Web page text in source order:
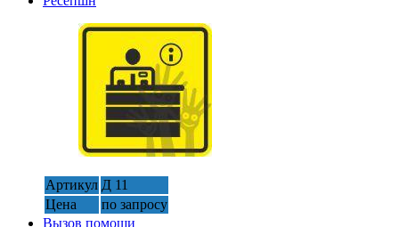
Артикул Д 11
Цена
по запросу
Вызов помощи